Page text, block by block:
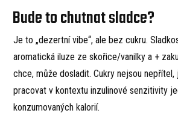
Bude to chutnat sladce?
Je to „dezertní vibe“, ale bez cukru.
aromatická iluze ze skořice/vanilky a +
chce, může dosladit. Cukry nejsou
pracovat v kontextu inzulinové senzitivity
konzumovaných kalorií.